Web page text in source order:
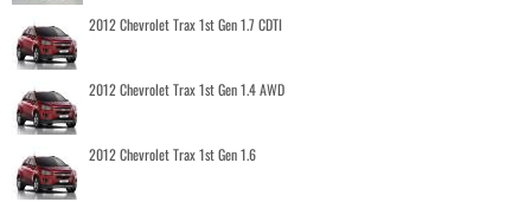
2012 Chevrolet Trax 1st Gen 1.7 CDTI
2012 Chevrolet Trax 1st Gen 1.4 AWD
2012 Chevrolet Trax 1st Gen 1.6